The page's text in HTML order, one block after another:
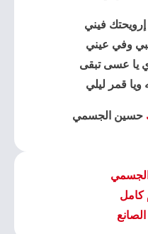
فيني
وفي عيني
يا عسى تبقى
قمر ليلي
حسين الجسمي